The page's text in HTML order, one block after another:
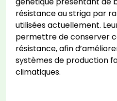
résistance au striga par
utilisées actuellement.
permettre de conserver
résistance, afin
systèmes de production
climatiques.